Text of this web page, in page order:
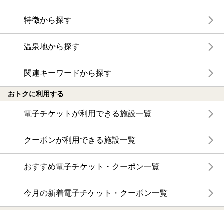
特徴から探す
温泉地から探す
関連キーワードから探す
おトクに利用する
電子チケットが利用できる施設一覧
クーポンが利用できる施設一覧
おすすめ電子チケット・クーポン一覧
今月の新着電子チケット・クーポン一覧